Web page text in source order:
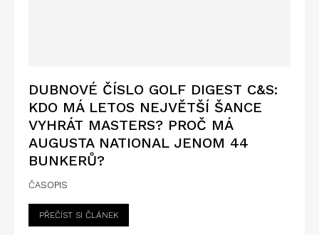
DUBNOVÉ ČÍSLO GOLF DIGEST C&S:
KDO MÁ LETOS NEJVĚTŠÍ ŠANCE
VYHRÁT MASTERS? PROČ MÁ
AUGUSTA NATIONAL JENOM 44
BUNKERŮ?
ČASOPIS
PŘEČÍST SI ČLÁNEK